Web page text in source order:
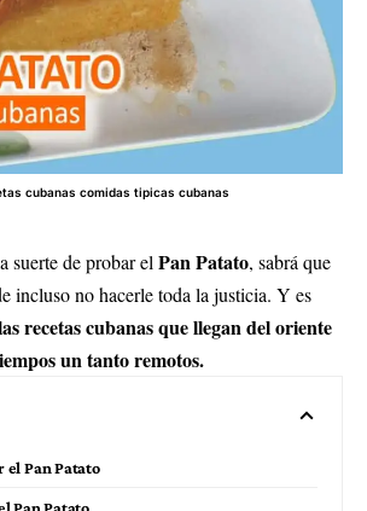
cubanas comidas tipicas cubanas
suerte de probar elPan Patato, sabrá que
incluso no hacerle toda la justicia. Y es
recetas cubanas que llegan del oriente
un tanto remotos.
el Pan Patato